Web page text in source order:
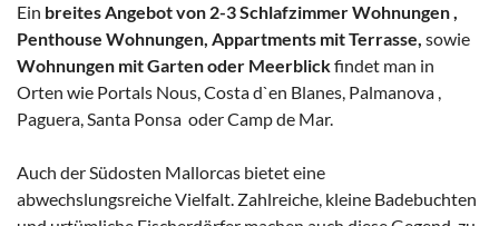
Ein breites Angebot von 2-3 Schlafzimmer Wohnungen ,
Penthouse Wohnungen, Appartments mit Terrasse, sowie
Wohnungen mit Garten oder Meerblickfindet man in
Orten wie Portals Nous, Costa d`en Blanes, Palmanova ,
Paguera, Santa Ponsa oder Camp de Mar.
Auch der Südosten Mallorcas bietet eine
abwechslungsreiche Vielfalt. Zahlreiche, kleine Badebuchten